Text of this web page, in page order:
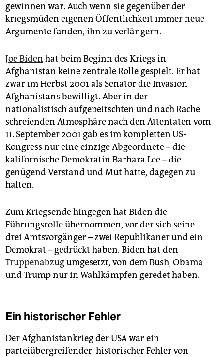
gewinnen war. Auch wenn sie gegenüber der
kriegsmüden eigenen Öffentlichkeit immer neue
Argumente fanden, ihn zu verlängern.
Joe Biden hat beim Beginn des Kriegs in
Afghanistan keine zentrale Rolle gespielt. Er hat
zwar im Herbst 2001 als Senator die Invasion
Afghanistans bewilligt. Aber in der
nationalistisch aufgepeitschten und nach Rache
schreienden Atmosphäre nach den Attentaten vom
11. September 2001 gab es im kompletten US-
Kongress nur eine einzige Abgeordnete – die
kalifornische Demokratin Barbara Lee – die
genügend Verstand und Mut hatte, dagegen zu
halten.
Zum Kriegsende hingegen hat Biden die
Führungsrolle übernommen, vor der sich seine
drei Amtsvorgänger – zwei Republikaner und ein
Demokrat – gedrückt haben. Biden hat den
Truppenabzugumgesetzt, von dem Bush, Obama
und Trump nur in Wahlkämpfen geredet haben.
Ein historischer Fehler
Der Afghanistankrieg der USA war ein
parteiübergreifender, historischer Fehler von